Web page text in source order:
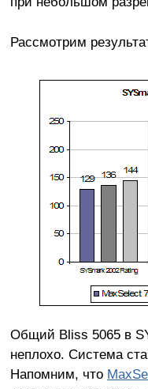
Рассмотрим
Общий Bliss 5065 в
неплохо. Система
Напомним, что